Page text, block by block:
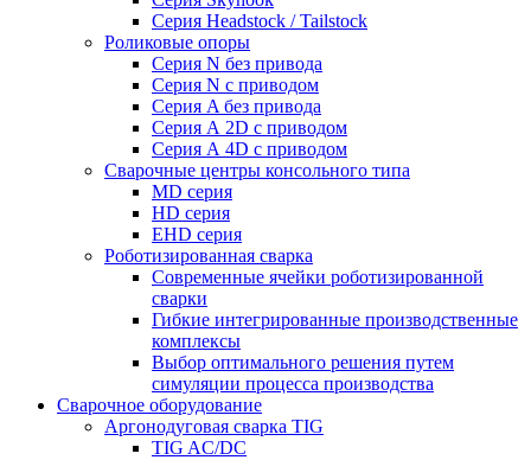
Серия Headstock / Tailstock
Роликовые опоры
Серия N без привода
Серия N с приводом
Серия A без привода
Серия А 2D с приводом
Серия А 4D с приводом
Сварочные центры консольного типа
MD серия
HD серия
EHD серия
Роботизированная сварка
Современные ячейки роботизированной
сварки
Гибкие интегрированные производственные
комплексы
Выбор оптимального решения путем
симуляции процесса производства
Сварочное оборудование
Аргонодуговая сварка TIG
TIG AC/DC